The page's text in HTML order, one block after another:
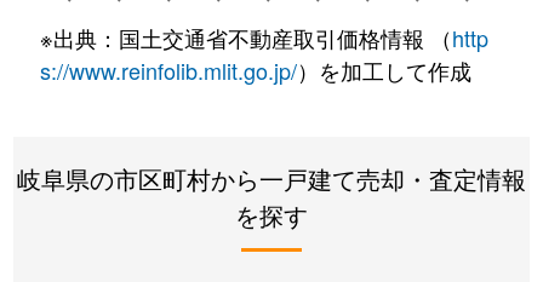
※出典：国土交通省不動産取引価格情報 （http
s://www.reinfolib.mlit.go.jp/）を加工して作成
岐阜県の市区町村から一戸建て売却・査定情報
を探す